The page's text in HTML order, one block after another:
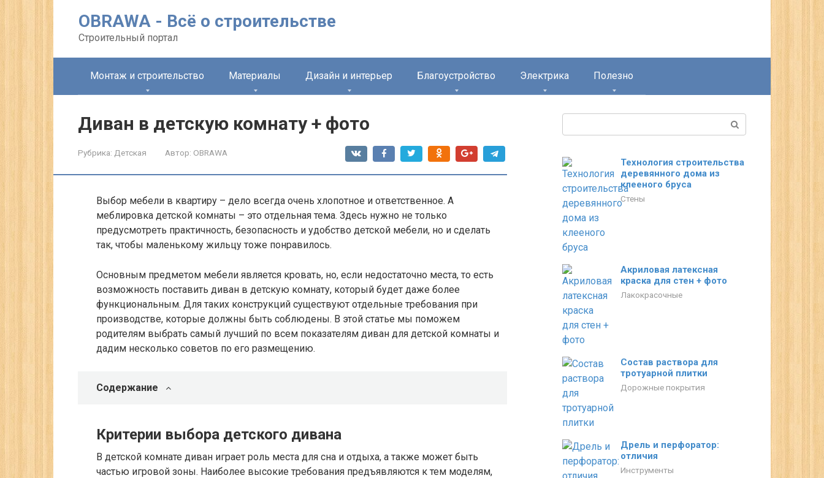
OBRAWA - Всё о строительстве
Строительный портал
Монтаж и строительство Материалы Дизайн и интерьер Благоустройство Электрика Полезно
Диван в детскую комнату + фото
Рубрика: Детская Автор: OBRAWA
Выбор мебели в квартиру – дело всегда очень хлопотное и ответственное. А
меблировка детской комнаты – это отдельная тема. Здесь нужно не только
предусмотреть практичность, безопасность и удобство детской мебели, но и сделать
так, чтобы маленькому жильцу тоже понравилось.
Основным предметом мебели является кровать, но, если недостаточно места, то есть
возможность поставить диван в детскую комнату, который будет даже более
функциональным. Для таких конструкций существуют отдельные требования при
производстве, которые должны быть соблюдены. В этой статье мы поможем
родителям выбрать самый лучший по всем показателям диван для детской комнаты и
дадим несколько советов по его размещению.
Содержание
Критерии выбора детского дивана
В детской комнате диван играет роль места для сна и отдыха, а также может быть
частью игровой зоны. Наиболее высокие требования предъявляются к тем моделям,
Технология строительства
деревянного дома из
клееного бруса
Стены
Акриловая латексная
краска для стен + фото
Лакокрасочные
Состав раствора для
тротуарной плитки
Дорожные покрытия
Дрель и перфоратор:
отличия
Инструменты